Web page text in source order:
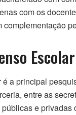
com os
complementação
Escolar
a principal
entre as
e